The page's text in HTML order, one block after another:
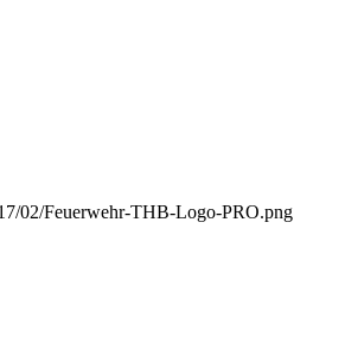
02/Feuerwehr-THB-Logo-PRO.png